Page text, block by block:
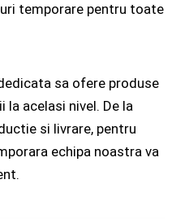
temporare pentru toate
sa ofere produse
la acelasi nivel. De la
si livrare, pentru
echipa noastra va